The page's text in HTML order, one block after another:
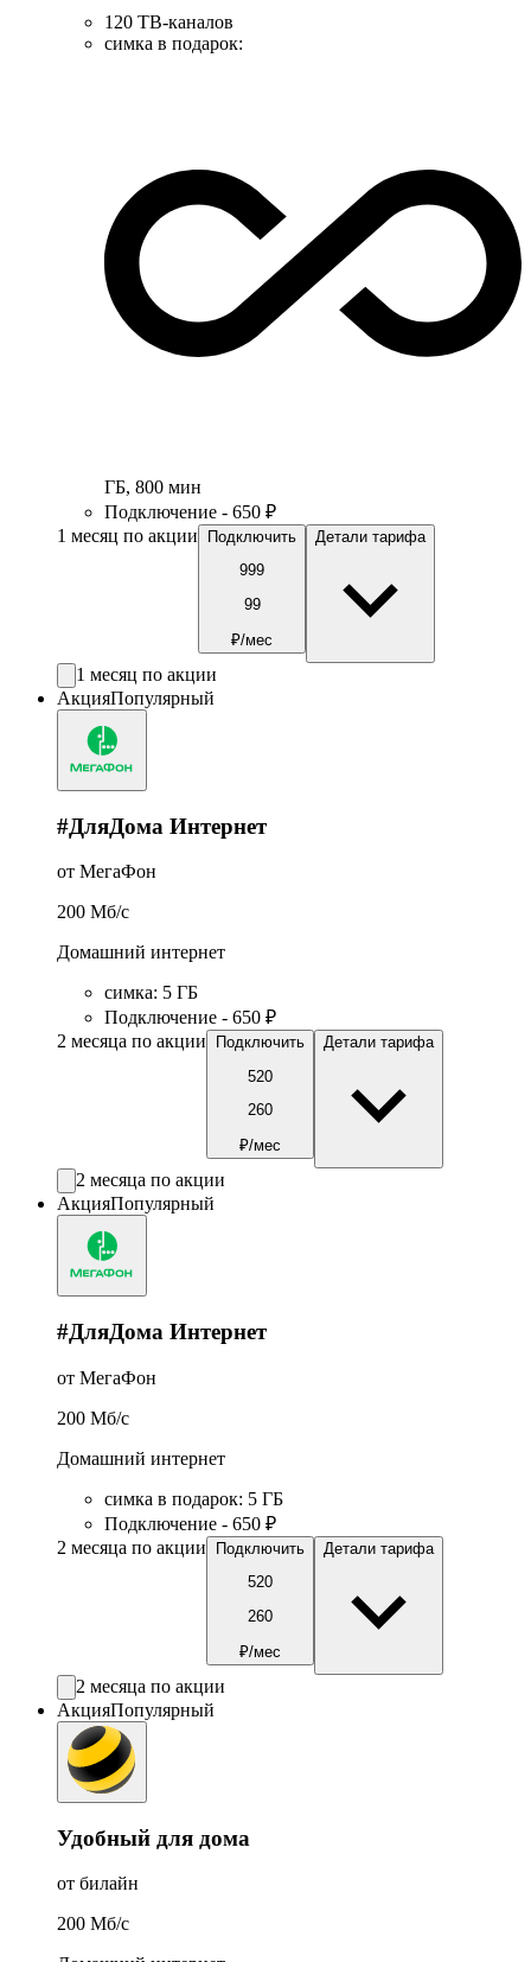
120 ТВ-каналов
симка в подарок:
ГБ, 800 мин
Подключение - 650 ₽
1 месяц по акции
Подключить
999
99
₽/мес
Детали тарифа
1 месяц по акции
АкцияПопулярный
#ДляДома Интернет
от МегаФон
200 Мб/c
Домашний интернет
симка: 5 ГБ
Подключение - 650 ₽
2 месяца по акции
Подключить
520
260
₽/мес
Детали тарифа
2 месяца по акции
АкцияПопулярный
#ДляДома Интернет
от МегаФон
200 Мб/c
Домашний интернет
симка в подарок: 5 ГБ
Подключение - 650 ₽
2 месяца по акции
Подключить
520
260
₽/мес
Детали тарифа
2 месяца по акции
АкцияПопулярный
Удобный для дома
от билайн
200 Мб/c